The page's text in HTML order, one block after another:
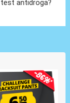
antidroga?